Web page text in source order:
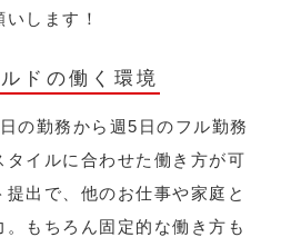
します！
ドの働く環境
の勤務から週5日のフル勤務
タイルに合わせた働き方が可
出で、他のお仕事や家庭と
もちろん固定的な働き方も